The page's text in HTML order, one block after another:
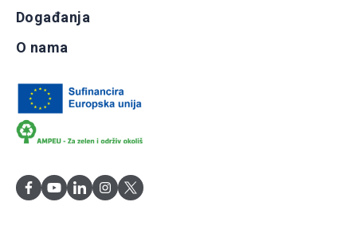
Događanja
O nama